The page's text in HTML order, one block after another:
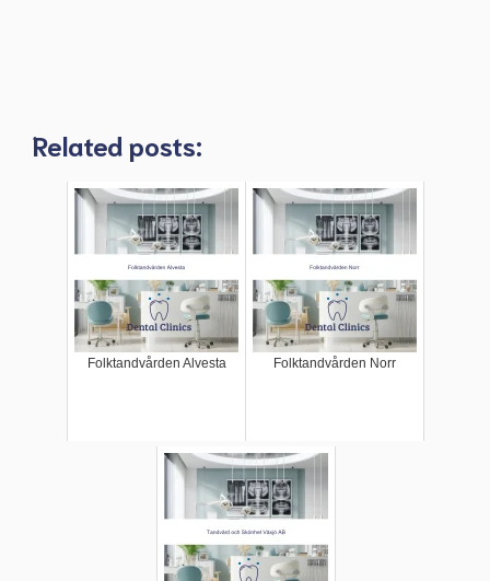
Related posts:
Folktandvården Alvesta Folktandvården Norr